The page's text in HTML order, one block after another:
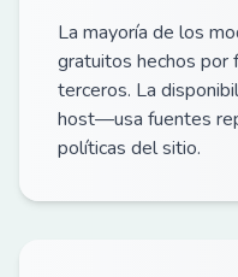
La mayoría de los
gratuitos hechos por
terceros. La
host—usa fuentes
políticas del sitio.